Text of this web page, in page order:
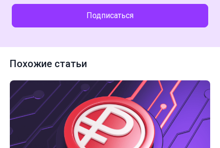
Подписаться
Похожие статьи